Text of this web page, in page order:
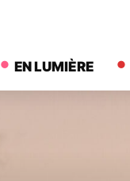
EN LUMIÈRE